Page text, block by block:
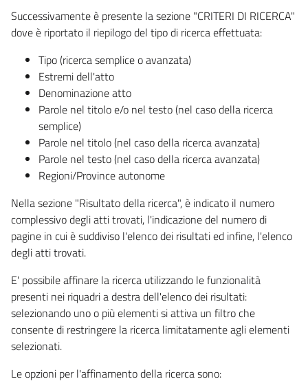
Successivamente è presente la sezione "CRITERI DI RICERCA"
dove è riportato il riepilogo del tipo di ricerca effettuata:
Tipo (ricerca semplice o avanzata)
Estremi dell'atto
Denominazione atto
Parole nel titolo e/o nel testo (nel caso della ricerca
semplice)
Parole nel titolo (nel caso della ricerca avanzata)
Parole nel testo (nel caso della ricerca avanzata)
Regioni/Province autonome
Nella sezione "Risultato della ricerca", è indicato il numero
complessivo degli atti trovati, l'indicazione del numero di
pagine in cui è suddiviso l'elenco dei risultati ed infine, l'elenco
degli atti trovati.
E' possibile affinare la ricerca utilizzando le funzionalità
presenti nei riquadri a destra dell'elenco dei risultati:
selezionando uno o più elementi si attiva un filtro che
consente di restringere la ricerca limitatamente agli elementi
selezionati.
Le opzioni per l'affinamento della ricerca sono: